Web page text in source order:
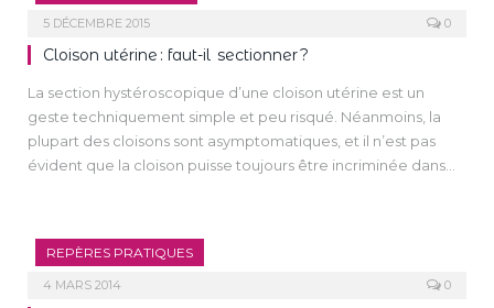
5 DÉCEMBRE 2015 0
Cloison utérine : faut-il sectionner ?
La section hystéroscopique d’une cloison utérine est un
geste techniquement simple et peu risqué. Néanmoins, la
plupart des cloisons sont asymptomatiques, et il n’est pas
évident que la cloison puisse toujours être incriminée dans
disparaître le risque de survenue des accidents de la
grossesse, d’une part, et ne ramène pas le taux d’obtention
de grossesse à celui de la population générale chez les
REPÈRES PRATIQUES
4 MARS 2014 0